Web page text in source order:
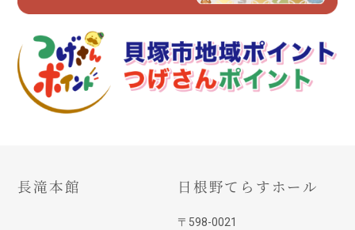
長滝本館 日根野てらすホール
〒598-0021